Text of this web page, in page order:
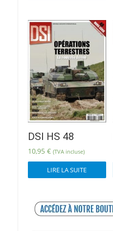
DSI HS 48
10,95 € (TVA incluse)
LIRE LA SUITE